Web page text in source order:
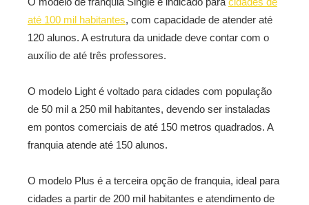
até 100 mil habitantes, com capacidade de atender até
120 alunos. A estrutura da unidade deve contar com o
auxílio de até três professores.
O modelo Light é voltado para cidades com população
de 50 mil a 250 mil habitantes, devendo ser instaladas
em pontos comerciais de até 150 metros quadrados. A
franquia atende até 150 alunos.
O modelo Plus é a terceira opção de franquia, ideal para
cidades a partir de 200 mil habitantes e atendimento de